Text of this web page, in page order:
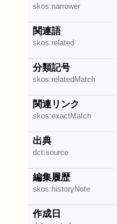
skos:narrower
関連語
skos:related
分類記号
skos:relatedMatch
関連リンク
skos:exactMatch
出典
dct:source
編集履歴
skos:historyNote
作成日